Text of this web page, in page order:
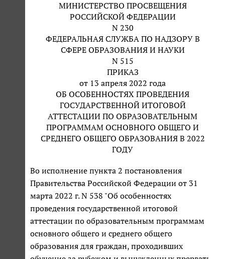
МИНИСТЕРСТВО ПРОСВЕЩЕНИЯ
РОССИЙСКОЙ ФЕДЕРАЦИИ
N 230
ФЕДЕРАЛЬНАЯ СЛУЖБА ПО НАДЗОРУ В
СФЕРЕ ОБРАЗОВАНИЯ И НАУКИ
N 515
ПРИКАЗ
от 13 апреля 2022 года
ОБ ОСОБЕННОСТЯХ ПРОВЕДЕНИЯ
ГОСУДАРСТВЕННОЙ ИТОГОВОЙ
АТТЕСТАЦИИ ПО ОБРАЗОВАТЕЛЬНЫМ
ПРОГРАММАМ ОСНОВНОГО ОБЩЕГО И
СРЕДНЕГО ОБЩЕГО ОБРАЗОВАНИЯ В 2022
ГОДУ
Во исполнение пункта 2 постановления
Правительства Российской Федерации от 31
марта 2022 г. N 538 "Об особенностях
проведения государственной итоговой
аттестации по образовательным программам
основного общего и среднего общего
образования для граждан, проходивших